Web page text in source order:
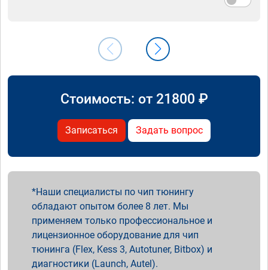
Стоимость: от 21800 ₽
Записаться Задать вопрос
Наши специалисты по чип тюнингу
обладают опытом более 8 лет. Мы
применяем только профессиональное и
лицензионное оборудование для чип
тюнинга (Flex, Kess 3, Autotuner, Bitbox) и
диагностики (Launch, Autel).